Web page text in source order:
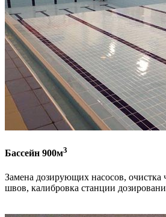
Бассейн 900м3
Замена дозирующих насосов, очистка
швов, калибровка станции